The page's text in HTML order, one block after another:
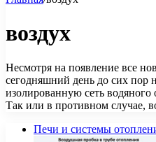
воздух
Несмотря на появление все
сегодняшний день до сих пор
изолированную сеть
Так или в противном случае,
Печи и системы